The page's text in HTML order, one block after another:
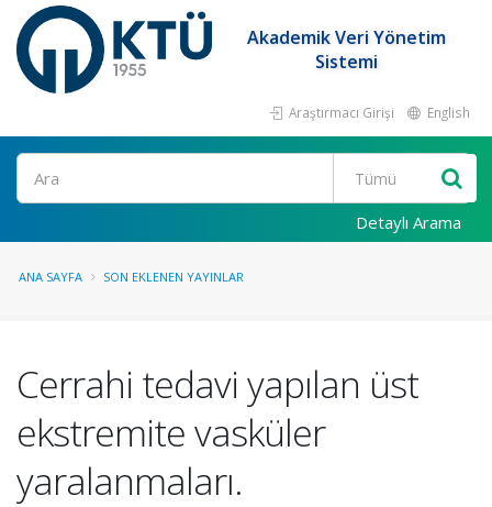
Akademik Veri Yönetim
Sistemi
Araştırmacı Girişi English
Ara
Detaylı Arama
ANA SAYFA SON EKLENEN YAYINLAR
Cerrahi tedavi yapılan üst
ekstremite vasküler
yaralanmaları.